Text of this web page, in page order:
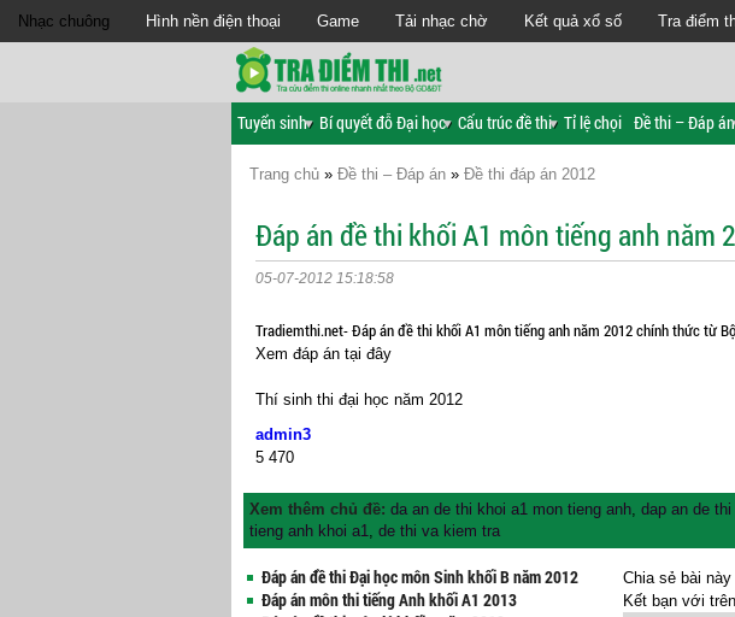
Nhạc chuông Hình nền điện thoại Game Tải nhạc chờ Kết quả xổ số Tra điểm
Tuyển sinh Bí quyết đỗ Đại học Cấu trúc đề thi Tỉ lệ chọi Đề thi – Đáp án
Trang chủ » Đề thi – Đáp án » Đề thi đáp án 2012
Đáp án đề thi khối A1 môn tiếng anh năm
05-07-2012 15:18:58
Tradiemthi.net- Đáp án đề thi khối A1 môn tiếng anh năm 2012 chính thức từ
Xem đáp án tại đây
Thí sinh thi đại học năm 2012
admin3
5 470
Xem thêm chủ đề: da an de thi khoi a1 mon tieng anh, dap an de
tieng anh khoi a1, de thi va kiem tra
Đáp án đề thi Đại học môn Sinh khối B năm 2012
Đáp án môn thi tiếng Anh khối A1 2013
Chia sẻ bài này
Kết bạn với